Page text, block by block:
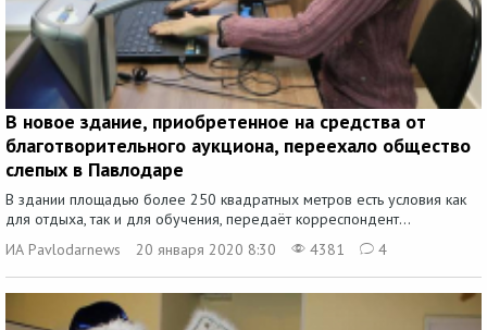
В новое здание, приобретенное на средства от
благотворительного аукциона, переехало общество
слепых в Павлодаре
В здании площадью более 250 квадратных метров есть условия как
для отдыха, так и для обучения, передаёт корреспондент...
ИА Pavlodarnews
20 января 2020 8:30 4381 4